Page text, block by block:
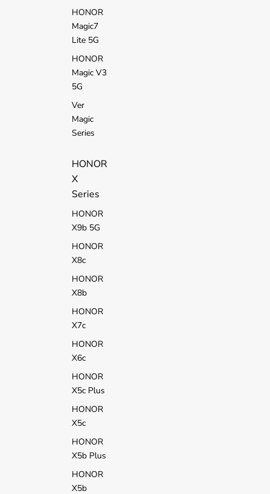
HONOR
Magic7
Lite 5G
HONOR
Magic V3
5G
Ver
Magic
Series
HONOR
X
Series
HONOR
X9b 5G
HONOR
X8c
HONOR
X8b
HONOR
X7c
HONOR
X6c
HONOR
X5c Plus
HONOR
X5c
HONOR
X5b Plus
HONOR
X5b